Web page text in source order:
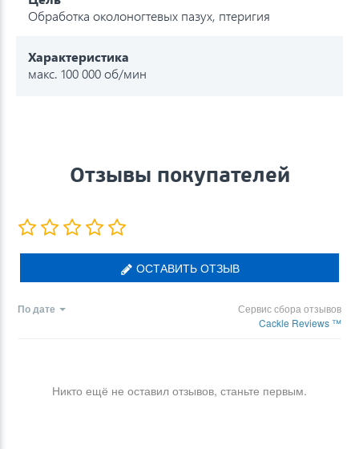
Обработка околоногтевых пазух, птеригия
Характеристика
макс. 100 000 об/мин
Отзывы покупателей
ОСТАВИТЬ ОТЗЫВ
По дате
Сервис сбора отзывов
Cackle Reviews ™
Никто ещё не оставил отзывов, станьте первым.